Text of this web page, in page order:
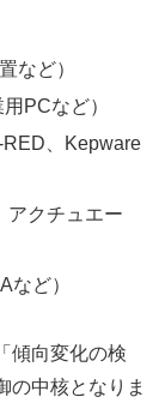
など）
PCなど）
RED、Kepware
アクチュエー
など）
傾向変化の検
の中核となりま